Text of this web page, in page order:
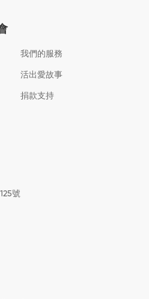
我們的服務
活出愛故事
捐款支持
號